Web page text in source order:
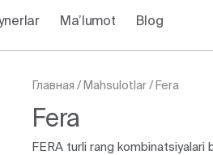
Ma’lumot Blog
Главная / Mahsulotlar/ Fera
Fera
FERA turli rang kombinatsiyalari